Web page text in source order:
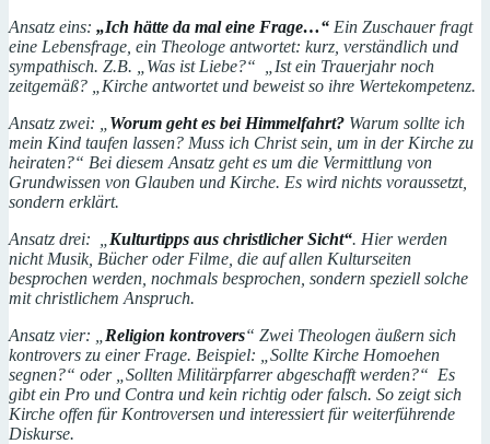
Ansatz eins: „Ich hätte da mal eine Frage…“ Ein Zuschauer fragt
eine Lebensfrage, ein Theologe antwortet: kurz, verständlich und
sympathisch. Z.B. „Was ist Liebe?“ „Ist ein Trauerjahr noch
zeitgemäß? „Kirche antwortet und beweist so ihre Wertekompetenz.
Ansatz zwei: „ Worum geht es bei Himmelfahrt? Warum sollte ich
mein Kind taufen lassen? Muss ich Christ sein, um in der Kirche zu
heiraten?“ Bei diesem Ansatz geht es um die Vermittlung von
Grundwissen von Glauben und Kirche. Es wird nichts voraussetzt,
sondern erklärt.
Ansatz drei: „ Kulturtipps aus christlicher Sicht“. Hier werden
nicht Musik, Bücher oder Filme, die auf allen Kulturseiten
besprochen werden, nochmals besprochen, sondern speziell solche
mit christlichem Anspruch.
Ansatz vier: „ Religion kontrovers“ Zwei Theologen äußern sich
kontrovers zu einer Frage. Beispiel: „Sollte Kirche Homoehen
segnen?“ oder „Sollten Militärpfarrer abgeschafft werden?“ Es
gibt ein Pro und Contra und kein richtig oder falsch. So zeigt sich
Kirche offen für Kontroversen und interessiert für weiterführende
Diskurse.